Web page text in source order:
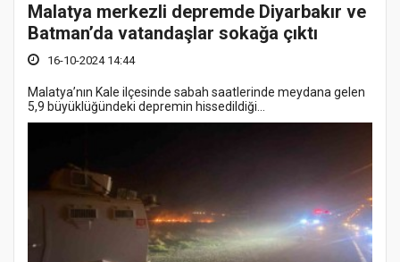
Malatya merkezli depremde Diyarbakır ve
Batman’da vatandaşlar sokağa çıktı
16-10-2024 14:44
Malatya’nın Kale ilçesinde sabah saatlerinde meydana gelen
5,9 büyüklüğündeki depremin hissedildiği...